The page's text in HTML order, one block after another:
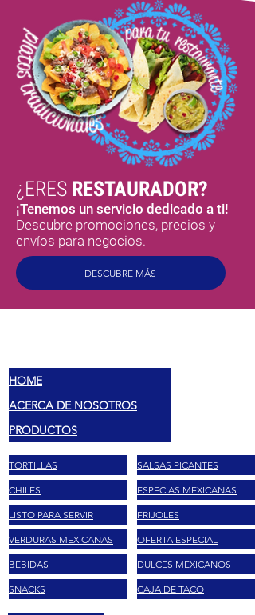
¿ERES RESTAURADOR?
¡Tenemos un servicio dedicado a ti!
Descubre promociones, precios y
envíos para negocios.
DESCUBRE MÁS
HOME
ACERCA DE NOSOTROS
PRODUCTOS
TORTILLAS
CHILES
LISTO PARA SERVIR
VERDURAS MEXICANAS
BEBIDAS
SNACKS
SALSAS PICANTES
ESPECIAS MEXICANAS
FRIJOLES
OFERTA ESPECIAL
DULCES MEXICANOS
CAJA DE TACO